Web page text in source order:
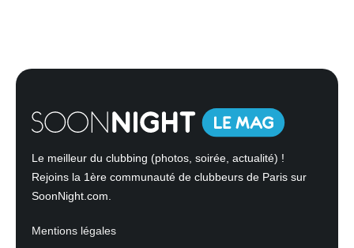
Le meilleur du clubbing (photos, soirée, actualité) !
Rejoins la 1ère communauté de clubbeurs de Paris sur
SoonNight.com.
Mentions légales